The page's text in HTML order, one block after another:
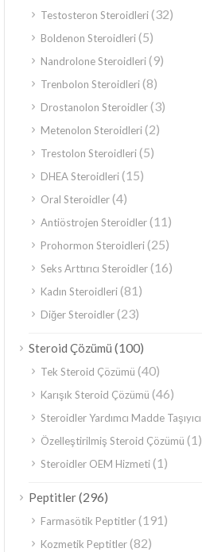
Testosteron Steroidleri(32)
Boldenon Steroidleri(5)
Nandrolone Steroidleri(9)
Trenbolon Steroidleri(8)
Drostanolon Steroidler(3)
Metenolon Steroidleri(2)
Trestolon Steroidleri(5)
DHEA Steroidleri(15)
Oral Steroidler(4)
Antiöstrojen Steroidler(11)
Prohormon Steroidleri(25)
Seks Arttırıcı Steroidler(16)
Kadın Steroidleri(81)
Diğer Steroidler(23)
Steroid Çözümü (100)
Tek Steroid Çözümü (40)
Karışık Steroid Çözümü (46)
Steroidler Yardımcı Madde Taşıyıcı
Özelleştirilmiş Steroid Çözümü (1)
Steroidler OEM Hizmeti(1)
Peptitler(296)
Farmasötik Peptitler(191)
Kozmetik Peptitler(82)